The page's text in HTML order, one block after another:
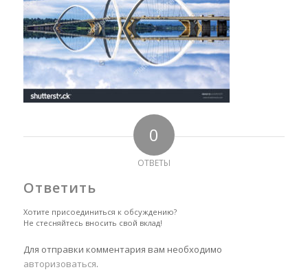
0
ОТВЕТЫ
Ответить
Хотите присоединиться к обсуждению?
Не стесняйтесь вносить свой вклад!
Для отправки комментария вам необходимо
авторизоваться.